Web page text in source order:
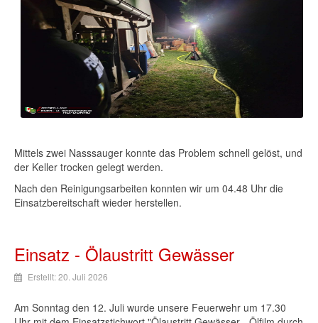
Mittels zwei Nasssauger konnte das Problem schnell gelöst, und
der Keller trocken gelegt werden.
Nach den Reinigungsarbeiten konnten wir um 04.48 Uhr die
Einsatzbereitschaft wieder herstellen.
Einsatz - Ölaustritt Gewässer
Erstellt: 20. Juli 2026
Am Sonntag den 12. Juli wurde unsere Feuerwehr um 17.30